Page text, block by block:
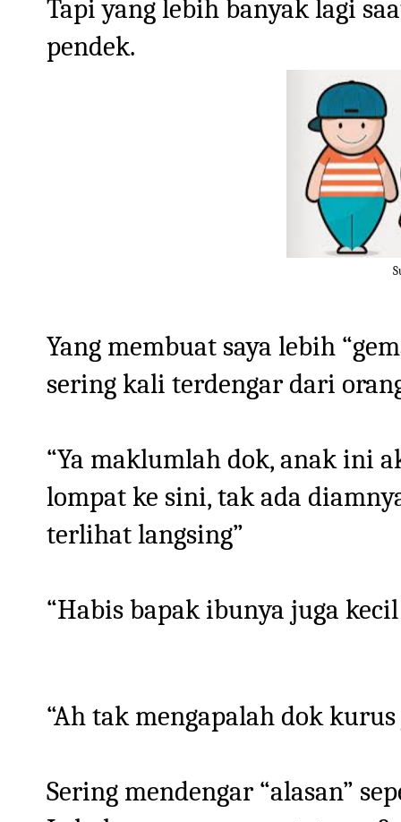
Tapi yang lebih banyak lagi
pendek.
Yang membuat saya lebih
sering kali terdengar dari
“Ya maklumlah dok, anak ini
lompat ke sini, tak ada
terlihat langsing”
“Habis bapak ibunya juga
“Ah tak mengapalah dok
Sering mendengar “alasan”